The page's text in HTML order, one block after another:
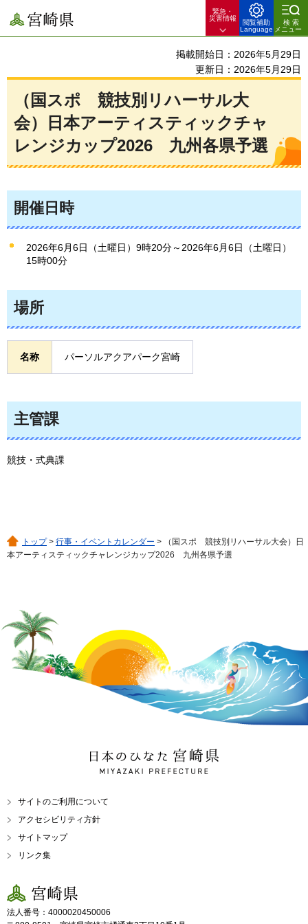
宮崎県
緊急・
災害情報
閲覧補助
Language
検索
メニュー
掲載開始日：2026年5月29日
更新日：2026年5月29日
（国スポ 競技別リハーサル大
会）日本アーティスティックチャ
レンジカップ2026 九州各県予選
開催日時
2026年6月6日（土曜日）9時20分～2026年6月6日（土曜日）
15時00分
場所
名称 パーソルアクアパーク宮崎
主管課
競技・式典課
トップ> 行事・イベントカレンダー > （国スポ 競技別リハーサル大会）日
本アーティスティックチャレンジカップ2026 九州各県予選
日本のひなた 宮崎県
MIYAZAKI PREFECTURE
サイトのご利用について
アクセシビリティ方針
サイトマップ
リンク集
宮崎県
法人番号：4000020450006